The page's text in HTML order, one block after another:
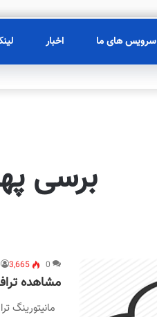
اخبار سرویس های ما
برسی
0
3,665
مشاهده
مانیتورینگ